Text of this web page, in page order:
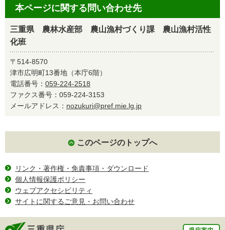
本ページに関する問い合わせ先
三重県 農林水産部 農山漁村づくり課 農山漁村活性
化班
〒514-8570
津市広明町13番地（本庁6階）
電話番号： 059-224-2518
ファクス番号：059-224-3153
メールアドレス： nozukuri@pref.mie.lg.jp
このページのトップへ
リンク・著作権・免責事項・ダウンロード
個人情報保護ポリシー
ウェブアクセシビリティ
サイトに関するご意見・お問い合わせ